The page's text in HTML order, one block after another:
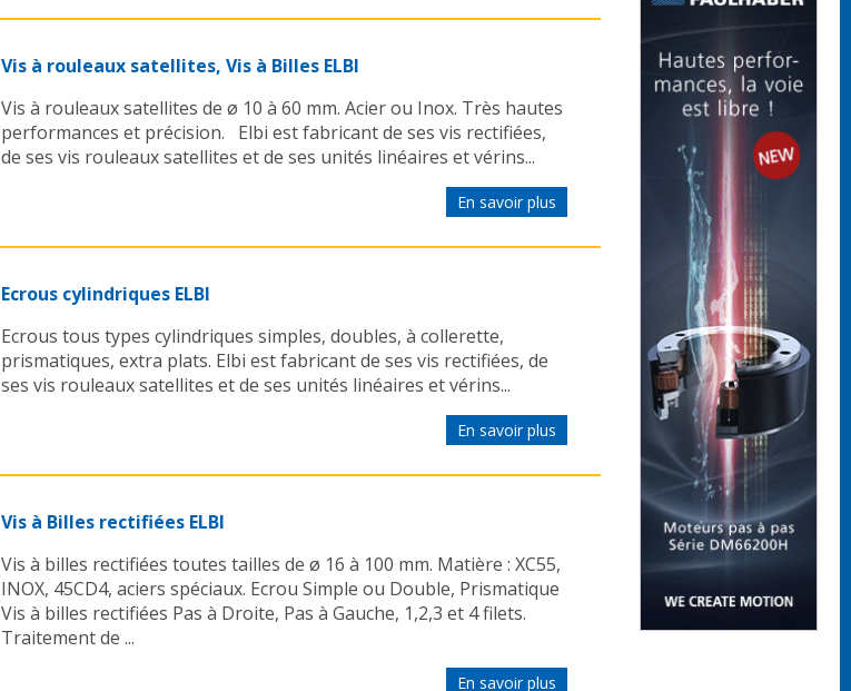
Vis à rouleaux satellites, Vis à Billes ELBI
Vis à rouleaux satellites de ø 10 à 60 mm. Acier ou Inox. Très hautes
performances et précision. Elbi est fabricant de ses vis rectifiées,
de ses vis rouleaux satellites et de ses unités linéaires et vérins...
En savoir plus
Ecrous cylindriques ELBI
Ecrous tous types cylindriques simples, doubles, à collerette,
prismatiques, extra plats. Elbi est fabricant de ses vis rectifiées, de
ses vis rouleaux satellites et de ses unités linéaires et vérins...
En savoir plus
Vis à Billes rectifiées ELBI
Vis à billes rectifiées toutes tailles de ø 16 à 100 mm. Matière : XC55,
INOX, 45CD4, aciers spéciaux. Ecrou Simple ou Double, Prismatique
Vis à billes rectifiées Pas à Droite, Pas à Gauche, 1,2,3 et 4 filets.
Traitement de ...
En savoir plus